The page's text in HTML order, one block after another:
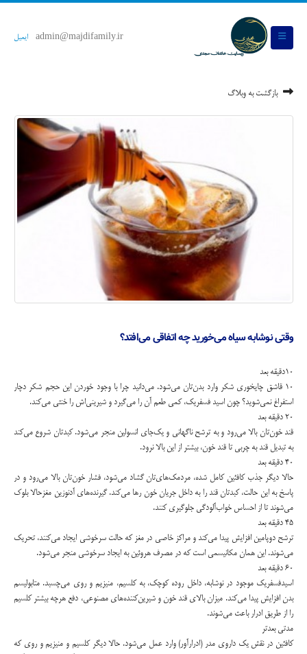
admin@majdifamily.ir ایمیل
بازگشت به وبلاگ
وقتی نوشابه سیاه می‌خورید چه اتفاقی می‌افتد؟
۱۰دقیقه بعد
۱۰ قاشق چایخوری شکر وارد بدن‌تان می‌شود. می‌دانید چرا با وجود خوردن این حجم شکر دچار
استفراغ نمی‌شوید؟ چون اسید فسفریک، کمی طعم آن را می‌گیرد و شیرینی‌اش را خنثی می‌کند.
۲۰ دقیقه بعد
قند خون‌تان بالا می‌رود و به ترشح ناگهانی و یک‌جای انسولین منجر می‌شود. کبدتان شروع می‌کند
به تبدیل قند به چربی تا قند خون، بیشتر از این بالا نرود.
۴۰ دقیقه بعد
حالا دیگر جذب کافئین کامل شده، مردمک‌های‌تان گشاد می‌شود، فشار خون‌تان بالا می‌رود و در
پاسخ به این حالت، کبدتان قند را به داخل جریان خون رها می‌کند. گیرنده‌های آدنوزین مغزحالا بلوک
می‌شوند تا از احساس خواب‌آلودگی جلوگیری کنند.
۴۵ دقیقه بعد
ترشح دوپامین افزایش پیدا می‌کند و مراکز خاصی در مغز که حالت سرخوشی ایجاد می‌کنند، تحریک
می‌شوند. این همان مکانیسمی است که در مصرف هروئین به ایجاد سرخوشی منجر می‌شود.
۶۰ دقیقه بعد
اسیدفسفریک موجود در نوشابه، داخل روده کوچک، به کلسیم، منیزیم و روی می‌چسبد. متابولیسم
بدن افزایش پیدا می‌کند. میزان بالای قند خون و شیرین‌کننده‌های مصنوعی، دفع هرچه بیشتر کلسیم
را از طریق ادرار باعث می‌شوند.
مدتی بعدتر
کافئین در نقش یک داروی مدر (ادرارآور) وارد عمل می‌شود. حالا دیگر کلسیم و منیزیم و روی که